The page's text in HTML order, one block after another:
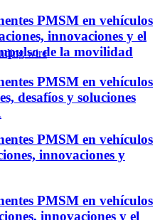
PMSM en vehículos
innovaciones y el
de la movilidad
PMSM en vehículos
desafíos y soluciones
PMSM en vehículos
innovaciones y
PMSM en vehículos
innovaciones y el